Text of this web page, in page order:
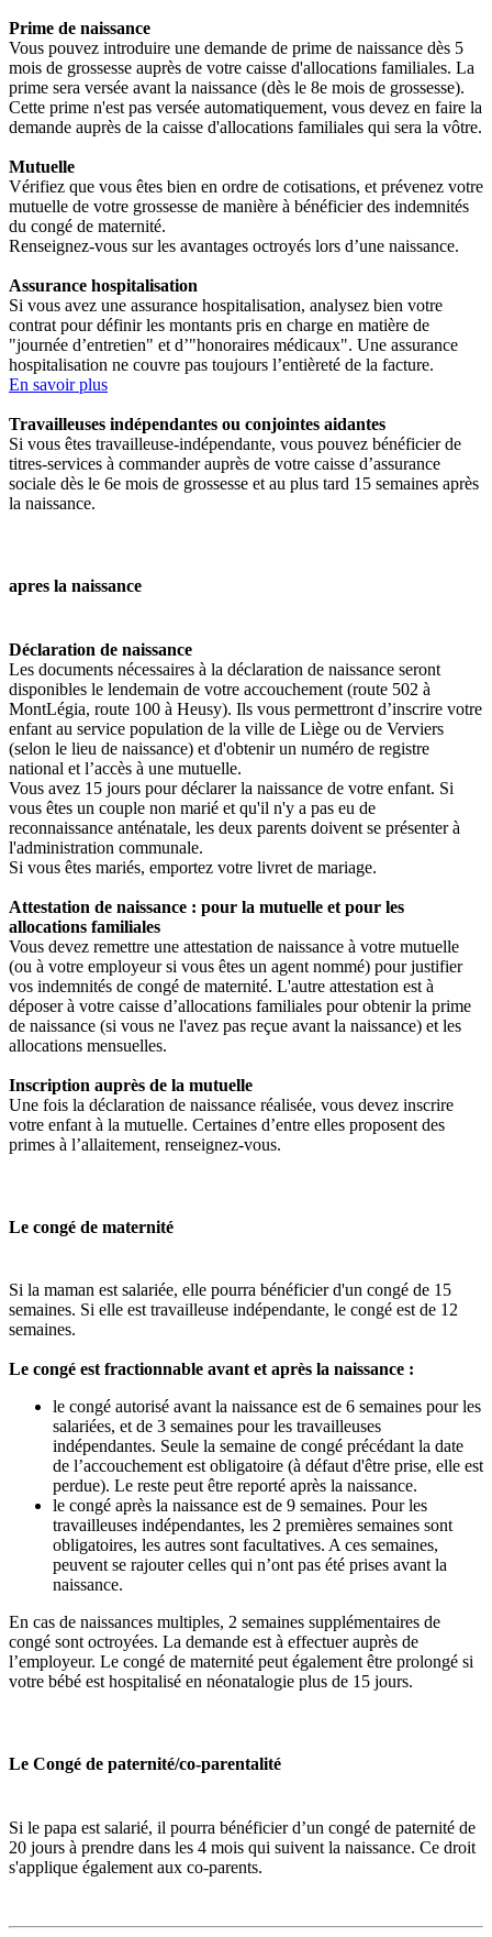
Prime de naissance
Vous pouvez introduire une demande de prime de naissance dès 5
mois de grossesse auprès de votre caisse d'allocations familiales. La
prime sera versée avant la naissance (dès le 8e mois de grossesse).
Cette prime n'est pas versée automatiquement, vous devez en faire la
demande auprès de la caisse d'allocations familiales qui sera la vôtre.
Mutuelle
Vérifiez que vous êtes bien en ordre de cotisations, et prévenez votre
mutuelle de votre grossesse de manière à bénéficier des indemnités
du congé de maternité.
Renseignez-vous sur les avantages octroyés lors d’une naissance.
Assurance hospitalisation
Si vous avez une assurance hospitalisation, analysez bien votre
contrat pour définir les montants pris en charge en matière de
"journée d’entretien" et d’"honoraires médicaux". Une assurance
hospitalisation ne couvre pas toujours l’entièreté de la facture.
En savoir plus
Travailleuses indépendantes ou conjointes aidantes
Si vous êtes travailleuse-indépendante, vous pouvez bénéficier de
titres-services à commander auprès de votre caisse d’assurance
sociale dès le 6e mois de grossesse et au plus tard 15 semaines après
la naissance.
apres la naissance
Déclaration de naissance
Les documents nécessaires à la déclaration de naissance seront
disponibles le lendemain de votre accouchement (route 502 à
MontLégia, route 100 à Heusy). Ils vous permettront d’inscrire votre
enfant au service population de la ville de Liège ou de Verviers
(selon le lieu de naissance) et d'obtenir un numéro de registre
national et l’accès à une mutuelle.
Vous avez 15 jours pour déclarer la naissance de votre enfant. Si
vous êtes un couple non marié et qu'il n'y a pas eu de
reconnaissance anténatale, les deux parents doivent se présenter à
l'administration communale.
Si vous êtes mariés, emportez votre livret de mariage.
Attestation de naissance : pour la mutuelle et pour les
allocations familiales
Vous devez remettre une attestation de naissance à votre mutuelle
(ou à votre employeur si vous êtes un agent nommé) pour justifier
vos indemnités de congé de maternité. L'autre attestation est à
déposer à votre caisse d’allocations familiales pour obtenir la prime
de naissance (si vous ne l'avez pas reçue avant la naissance) et les
allocations mensuelles.
Inscription auprès de la mutuelle
Une fois la déclaration de naissance réalisée, vous devez inscrire
votre enfant à la mutuelle. Certaines d’entre elles proposent des
primes à l’allaitement, renseignez-vous.
Le congé de maternité
Si la maman est salariée, elle pourra bénéficier d'un congé de 15
semaines. Si elle est travailleuse indépendante, le congé est de 12
semaines.
Le congé est fractionnable avant et après la naissance :
le congé autorisé avant la naissance est de 6 semaines pour les
salariées, et de 3 semaines pour les travailleuses
indépendantes. Seule la semaine de congé précédant la date
de l’accouchement est obligatoire (à défaut d'être prise, elle est
perdue). Le reste peut être reporté après la naissance.
le congé après la naissance est de 9 semaines. Pour les
travailleuses indépendantes, les 2 premières semaines sont
obligatoires, les autres sont facultatives. A ces semaines,
peuvent se rajouter celles qui n’ont pas été prises avant la
naissance.
En cas de naissances multiples, 2 semaines supplémentaires de
congé sont octroyées. La demande est à effectuer auprès de
l’employeur. Le congé de maternité peut également être prolongé si
votre bébé est hospitalisé en néonatalogie plus de 15 jours.
Le Congé de paternité/co-parentalité
Si le papa est salarié, il pourra bénéficier d’un congé de paternité de
20 jours à prendre dans les 4 mois qui suivent la naissance. Ce droit
s'applique également aux co-parents.